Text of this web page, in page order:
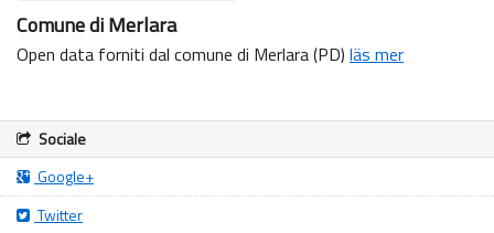
Comune di Merlara
Open data forniti dal comune di Merlara (PD) läs mer
Sociale
Google+
Twitter